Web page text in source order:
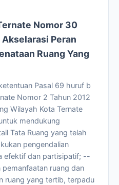
Nomor 30
Peran
Ruang Yang
Pasal 69 huruf b
Nomor 2 Tahun 2012
Wilayah Kota Ternate
mendukung
Tata Ruang yang telah
pengendalian
efektif dan partisipatif; --
ruang dan
ruang yang tertib, terpadu